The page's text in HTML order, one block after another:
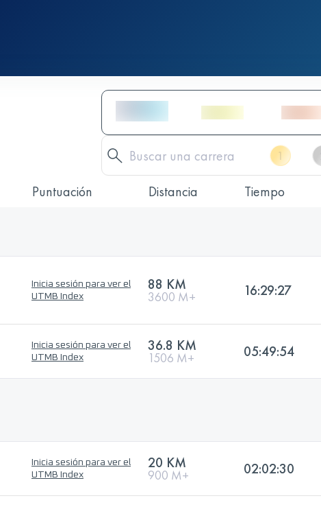
Puntuación Distancia Tiempo
Inicia sesión para ver el
UTMB Index
88 KM
3600 M+ 16:29:27
Inicia sesión para ver el
UTMB Index
36.8 KM
1506 M+ 05:49:54
Inicia sesión para ver el
UTMB Index
20 KM
900 M+ 02:02:30